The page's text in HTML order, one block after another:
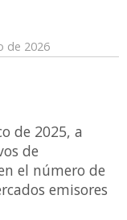
de 2026
de 2025, a
de
el número de
emisores